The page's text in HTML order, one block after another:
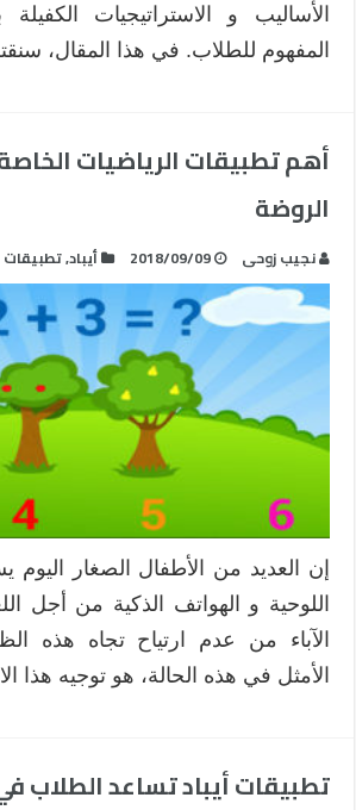
الأساليب و الاستراتيجيات
المفهوم للطلاب. في هذا المقال،
أهم تطبيقات الرياضيات
الروضة
نجيب زوحى 2018/09/09 أيباد,تطبيقات
إن العديد من الأطفال الصغار اليوم
اللوحية و الهواتف الذكية من أجل
الآباء من عدم ارتياح تجاه هذه
الأمثل في هذه الحالة، هو توجيه هذا
تطبيقات أيباد تساعد الطلاب